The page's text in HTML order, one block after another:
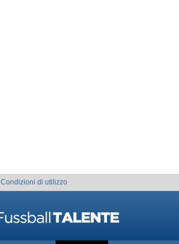
Condizioni di utilizzo